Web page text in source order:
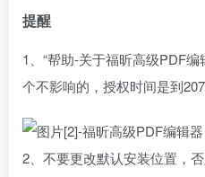
提醒
1、“帮助-关于福昕高级PDF编
个不影响的，授权时间是到
2、不要更改默认安装位置，